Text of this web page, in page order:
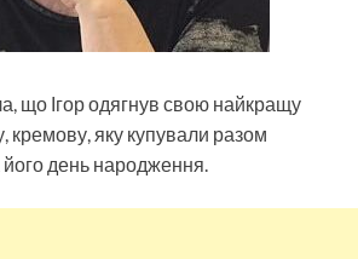
що Ігор одягнув свою найкращу
кремову, яку купували разом
день народження.